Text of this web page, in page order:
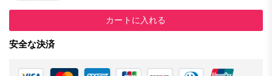
カートに入れる
安全な決済